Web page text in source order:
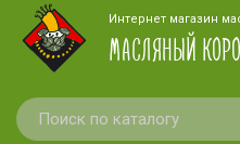
Интернет магазин
МАСЛЯНЫЙ